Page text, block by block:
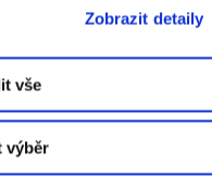
Zobrazit detaily
vše
výběr